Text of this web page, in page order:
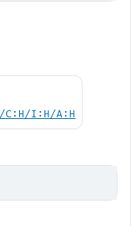
C:H/I:H/A:H